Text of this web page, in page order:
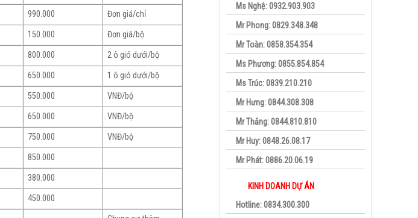
990.000
Đơn giá/chỉ
150.000 Đơn giá/bộ
800.000
2 ô gió dưới/bộ
650.000 1 ô gió dưới/bộ
550.000
VNĐ/bộ
650.000
VNĐ/bộ
750.000 VNĐ/bộ
850.000
380.000
450.000
Ms Nghệ: 0932.903.903
Mr Phong: 0829.348.348
Mr Toàn: 0858.354.354
Ms Phương: 0855.854.854
Ms Trúc: 0839.210.210
Mr Hưng: 0844.308.308
Mr Thắng: 0844.810.810
Mr Huy: 0848.26.08.17
Mr Phát: 0886.20.06.19
KINH DOANH DỰ ÁN
Hotline: 0834.300.300